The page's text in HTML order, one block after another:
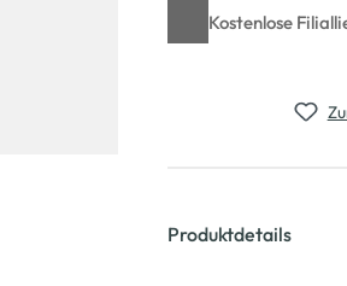
Kostenlose
Produktdetails